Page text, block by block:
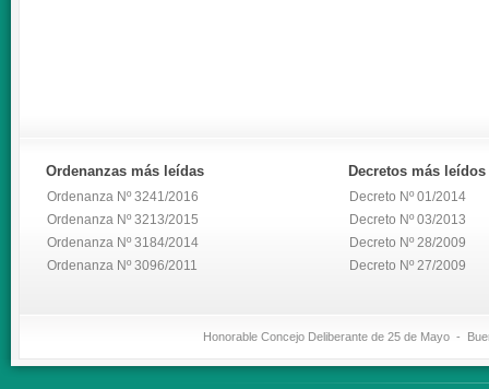
Ordenanzas más leídas
Ordenanza Nº 3241/2016
Ordenanza Nº 3213/2015
Ordenanza Nº 3184/2014
Ordenanza Nº 3096/2011
Decretos más leídos
Decreto Nº 01/2014
Decreto Nº 03/2013
Decreto Nº 28/2009
Decreto Nº 27/2009
Honorable Concejo Deliberante de 25 de